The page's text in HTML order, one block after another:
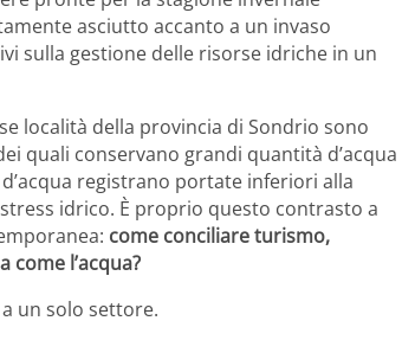
asciutto accanto a un invaso
sulla gestione delle risorse idriche in un
località della provincia di Sondrio sono
quali conservano grandi quantità d’acqua
registrano portate inferiori alla
idrico. È proprio questo contrasto a
come conciliare turismo,
l’acqua?
un solo settore.